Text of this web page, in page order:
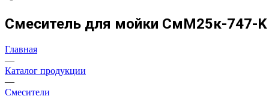
Смеситель для мойки СмМ25к-747-K
Главная
—
Каталог продукции
—
Смесители